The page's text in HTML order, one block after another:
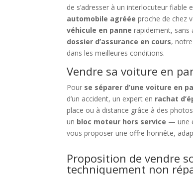
de s’adresser à un interlocuteur fiable
automobile agréée proche de chez
véhicule en panne rapidement, sans
dossier d’assurance en cours,
dans les meilleures conditions.
Vendre sa voiture en
Pour se séparer d’une voiture en
d’un accident, un expert en rachat
place ou à distance grâce à des
un bloc moteur hors service — une
vous proposer une offre honnête,
Proposition de vendre
techniquement non